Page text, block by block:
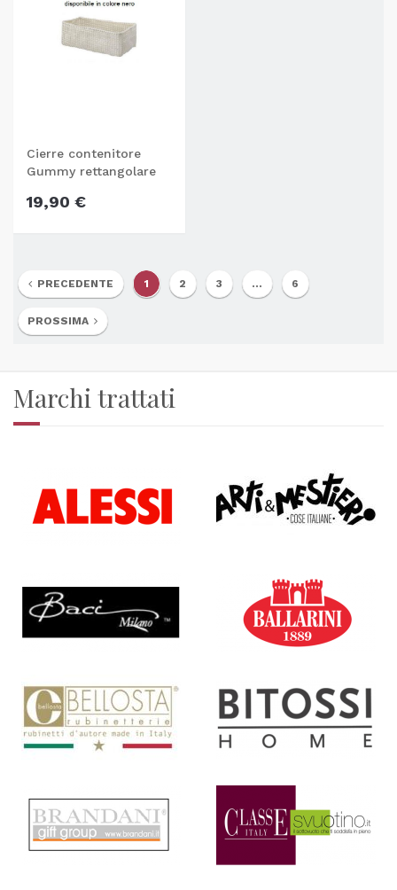
Cierre contenitore
Gummy rettangolare
19,90 €
PRECEDENTE 1 2 3 ... 6
PROSSIMA
Marchi trattati